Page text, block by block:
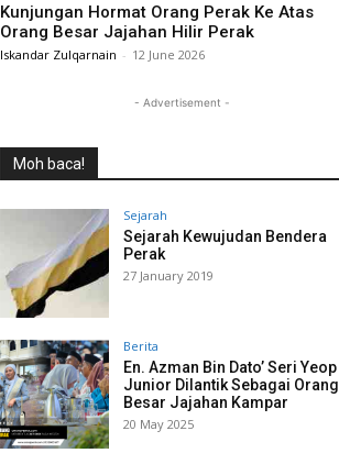
Kunjungan Hormat Orang Perak Ke Atas
Orang Besar Jajahan Hilir Perak
Iskandar Zulqarnain - 12 June 2026
- Advertisement -
Moh baca!
Sejarah
Sejarah Kewujudan Bendera
Perak
27 January 2019
Berita
En. Azman Bin Dato’ Seri Yeop
Junior Dilantik Sebagai Orang
Besar Jajahan Kampar
20 May 2025